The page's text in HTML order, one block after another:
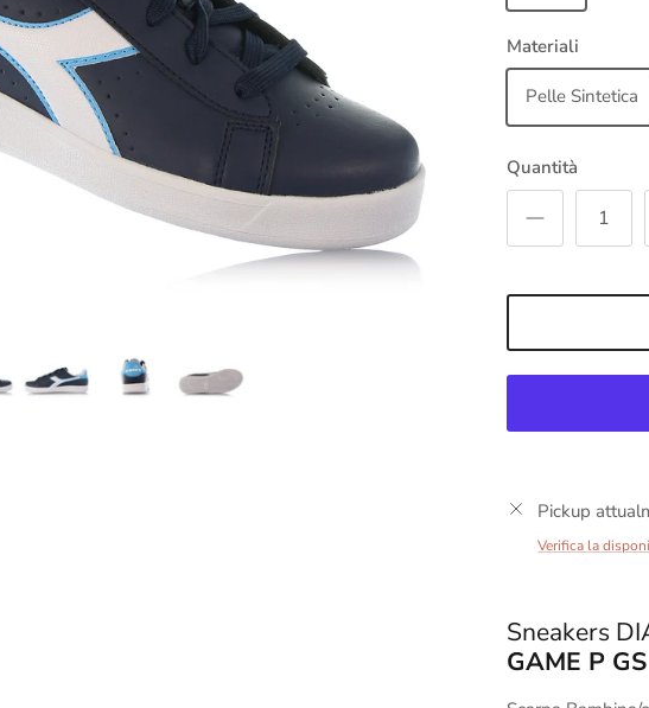
Materiali
Pelle Sintetica
Quantità
Pickup
Verifica la
Sneakers
GAME P GS